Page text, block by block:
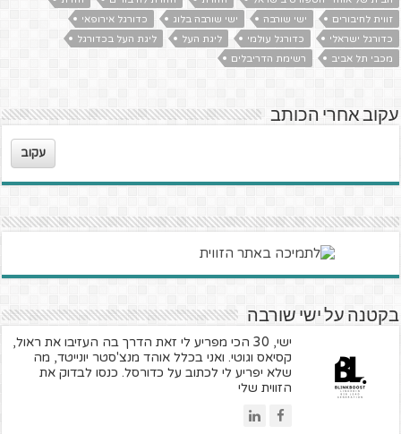
זווית לחיבורים
ישי שורבה ישי שורבה בלוג
כדורגל אירופאי
כדורגל ישראלי
כדורגל עולמי ליגת העל
ליגת העל בכדורגל
מכבי תל אביב
רשימת הדריבלים
עקוב אחרי הכותב
עקוב
בקטנה על ישי שורבה
ישי, 30 הכי מפריע לי זאת הדרך בה העזיבו את ראול,
קסיאס וגוטי. ואני בכלל אוהד מנצ'סטר יונייטד, מה
שלא יפריע לי לכתוב על כדורסל. כנסו לבדוק את
הזווית שלי